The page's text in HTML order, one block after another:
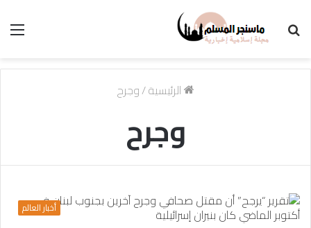
الرئيسية/وجرح
وجرح
أخبار العالم